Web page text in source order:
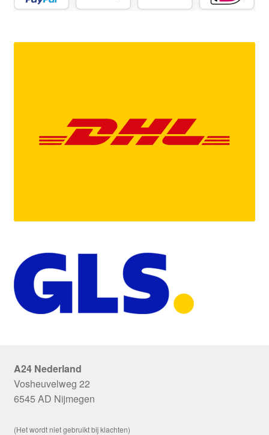
A24 Nederland
Vosheuvelweg 22
6545 AD Nijmegen
(Het wordt niet gebruikt bij klachten)